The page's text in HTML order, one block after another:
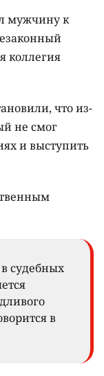
мужчину к
коллегия
что из-
не смог
и выступить
судебных
в